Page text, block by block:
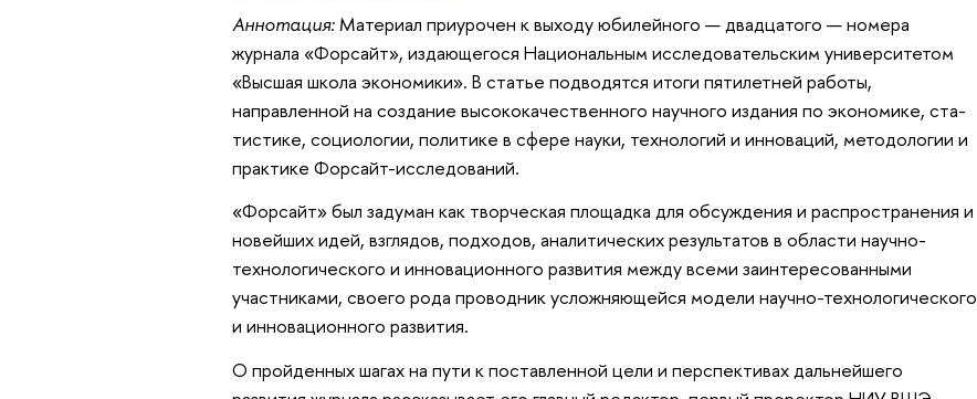
Аннотация:Материал приурочен к выходу юбилейного — двадцатого — номера
журнала «Форсайт», издающегося Национальным исследовательским университетом
«Высшая школа экономики». В статье подводятся итоги пятилетней работы,
направленной на создание высококаче­ственного научного издания по экономике, ста­
тистике, социологии, политике в сфере науки, технологий и инноваций, методологии и
прак­тике Форсайт-исследований.
«Форсайт» был задуман как творческая площадка для обсуждения и распро­странения и
новейших идей, взгля­дов, подходов, аналитических результатов в области научно-
технологического и инновационного развития между всеми заинтересованными
участниками, своего рода проводник усложняющейся модели научно-технологического
и инноваци­онного развития.
О пройденных шагах на пути к поставленной цели и перспективах дальнейшего